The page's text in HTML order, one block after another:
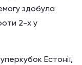
здобула
2-х у
Естонії,